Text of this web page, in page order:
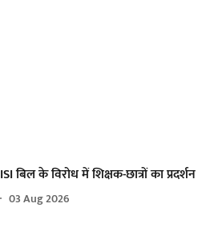
ISI बिल के विरोध में शिक्षक-छात्रों का प्रदर्शन
03 Aug 2026